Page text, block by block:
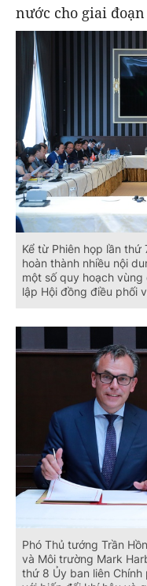
nước cho giai
Kể từ Phiên họp lần thứ
hoàn thành nhiều nội
một số quy hoạch
lập Hội đồng điều phối
Phó Thủ tướng Trần
và Môi trường Mark
thứ 8 Ủy ban liên